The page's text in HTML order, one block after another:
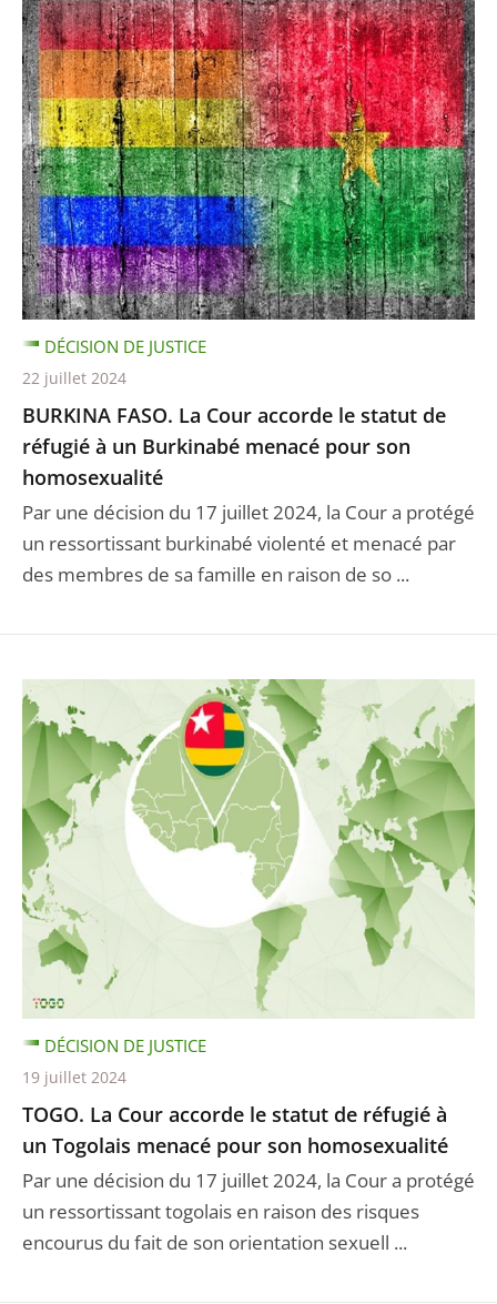
BURKINA FASO. La Cour accorde le statut de
réfugié à un Burkinabé menacé pour son
homosexualité
Par une décision du 17 juillet 2024, la Cour a protégé
un ressortissant burkinabé violenté et menacé par
des membres de sa famille en raison de so ...
DÉCISION DE JUSTICE
22 juillet 2024
TOGO. La Cour accorde le statut de réfugié à
un Togolais menacé pour son homosexualité
Par une décision du 17 juillet 2024, la Cour a protégé
un ressortissant togolais en raison des risques
encourus du fait de son orientation sexuell ...
DÉCISION DE JUSTICE
19 juillet 2024